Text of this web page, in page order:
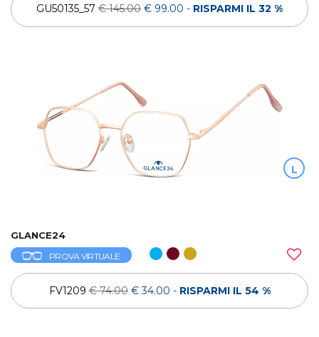
GU50135_57 € 145.00 € 99.00 - RISPARMI IL 32 %
L
GLANCE24
PROVA VIRTUALE
FV1209€ 74.00 € 34.00 - RISPARMI IL 54 %